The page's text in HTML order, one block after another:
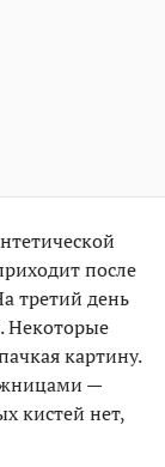
после
третий день
Некоторые
картину.
—
кистей нет,